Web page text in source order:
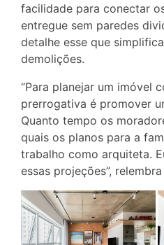
facilidade para conectar
entregue sem paredes
detalhe esse que
demolições.
“Para planejar um imóvel
prerrogativa é promover
Quanto tempo os
quais os planos para a
trabalho como arquiteta.
essas projeções”,